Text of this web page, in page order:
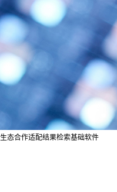
生态合作适配结果检索基础软件